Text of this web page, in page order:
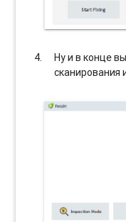
Ну и в конце
сканирования